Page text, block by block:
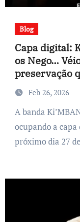
Blog
Capa digital:
os Nego…
preservação
Feb 26, 2026
A banda Ki’MBANDA chega com força total
ocupando a
próximo dia 27